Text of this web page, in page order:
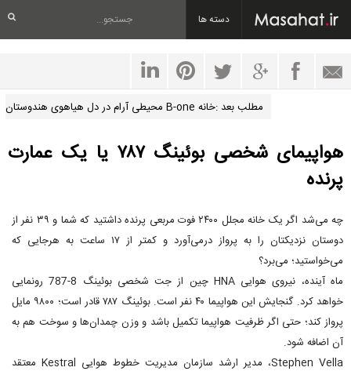
دسته ها
مطلب بعد :خانه B-one محیطی آرام در دل هیاهوی هندوستان
هواپیمای شخصی بوئینگ ۷۸۷ یا یک عمارت
پرنده
چه می‌شد اگر یک خانه مجلل ۲۴۰۰ فوت مربعی پرنده داشتید که شما و ۳۹ نفر از
دوستان نزدیکتان را به پرواز درمی‌آورد و کمتر از ۱۷ ساعت به هرجایی که
می‌خواستید؛ می‌برد؟
ماه آینده، نیروی هوایی HNA چین از جت شخصی بوئینگ 8-787 رونمایی
خواهد کرد. گنجایش این هواپیما ۴۰ نفر است. بوئینگ ۷۸۷ قادر است؛ ۹۸۰۰ مایل
پرواز کند؛ حتی اگر ظرفیت هواپیما تکمیل باشد و وزن چمدان‌ها و سوخت هم به
آن اضافه شود.
Stephen Vella، مدیر ارشد سازمان مدیریت خطوط هوایی Kestral معتقد